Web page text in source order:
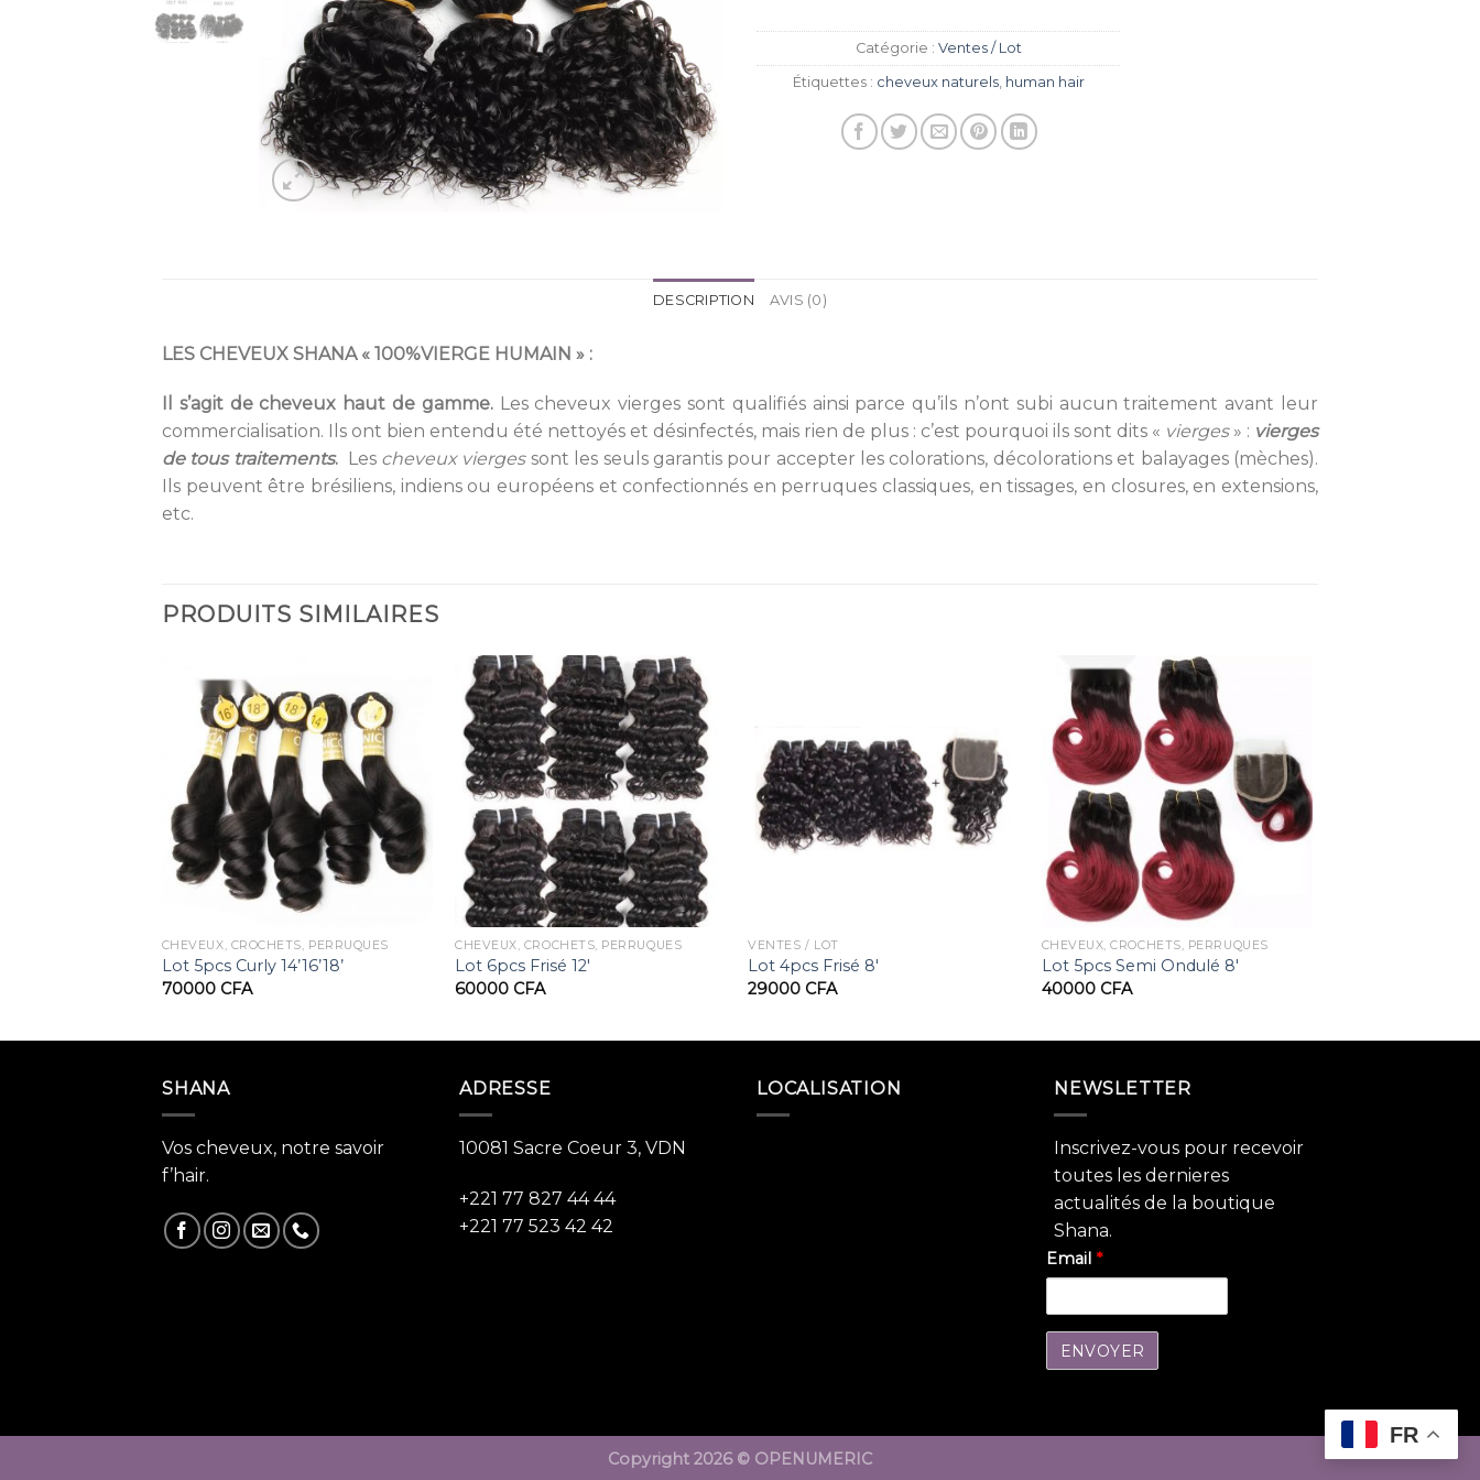
Catégorie : Ventes / Lot
Étiquettes : cheveux naturels, human hair
DESCRIPTION AVIS (0)
LES CHEVEUX SHANA « 100%VIERGE HUMAIN » :
Il s’agit de cheveux haut de gamme. Les cheveux vierges sont qualifiés ainsi parce qu’ils n’ont subi aucun traitement avant leur
commercialisation. Ils ont bien entendu été nettoyés et désinfectés, mais rien de plus : c’est pourquoi ils sont dits « vierges» : vierges
de tous traitements.Les cheveux viergessont les seuls garantis pour accepter les colorations, décolorations et balayages (mèches).
Ils peuvent être brésiliens, indiens ou européens et confectionnés en perruques classiques, en tissages, en closures, en extensions,
etc.
PRODUITS SIMILAIRES
CHEVEUX, CROCHETS, PERRUQUES
Lot 5pcs Curly 14’16’18’
70000 CFA
CHEVEUX, CROCHETS, PERRUQUES
Lot 6pcs Frisé 12′
60000 CFA
VENTES / LOT
Lot 4pcs Frisé 8′
29000 CFA
CHEVEUX, CROCHETS, PERRUQUES
Lot 5pcs Semi Ondulé 8′
40000 CFA
SHANA
Vos cheveux, notre savoir
f’hair.
ADRESSE
10081 Sacre Coeur 3, VDN
+221 77 827 44 44
+221 77 523 42 42
LOCALISATION NEWSLETTER
Inscrivez-vous pour recevoir
toutes les dernieres
actualités de la boutique
Shana.
Email *
Copyright 2026 © OPENUMERIC
FR